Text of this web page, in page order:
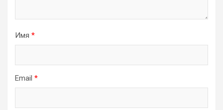
Имя *
Email *